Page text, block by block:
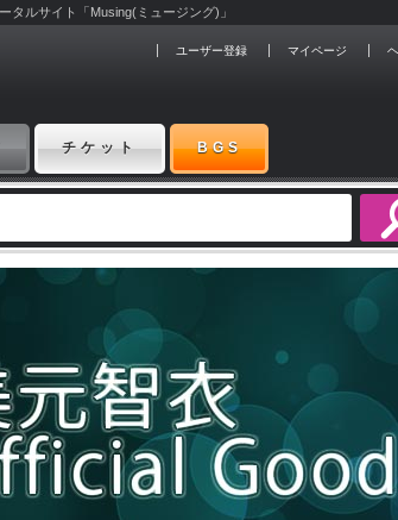
タルサイト「Musing(ミュージング)」
ユーザー登録 マイページ
チケット BGS